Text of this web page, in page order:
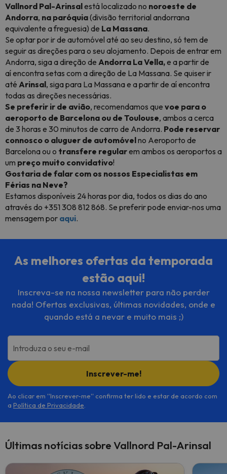
Vallnord Pal-Arinsalestá localizado no noroeste de
Andorra, na paróquia(divisão territorial andorrana
equivalente a freguesia) de La Massana.
Se optar por ir de automóvel até ao seu destino, só tem de
seguir as direções para o seu alojamento. Depois de entrar em
Andorra, siga a direção de Andorra La Vella,e a partir de
aí encontra setas com a direção de La Massana. Se quiser ir
até Arinsal, siga para La Massana e a partir de aí encontra
todas as direções necessárias.
Se preferir ir de avião, recomendamos que voe para o
aeroporto de Barcelona ou de Toulouse, ambos a cerca
de 3 horas e 30 minutos de carro de Andorra. Pode reservar
connosco o aluguer de automóvelno Aeroporto de
Barcelona ou o transfere regularem ambos os aeroportos a
um preço muito convidativo!
Gostaria de falar com os nossos Especialistas em
Férias na Neve?
Estamos disponíveis 24 horas por dia, todos os dias do ano
através do +351 308 812 868. Se preferir pode enviar-nos uma
mensagem por aqui.
As melhores ofertas da temporada
estão aqui!
Inscreva-se na nossa newsletter para não perder
nada! Ofertas exclusivas, últimas novidades, onde e
quando está a nevar e muito mais ;)
Introduza o seu e-mail
Inscrever-me!
Ao clicar em ''Inscrever-me'' confirma ter lido e estar de acordo com
a Política de Privacidade
Últimas notícias sobre Vallnord Pal-Arinsal